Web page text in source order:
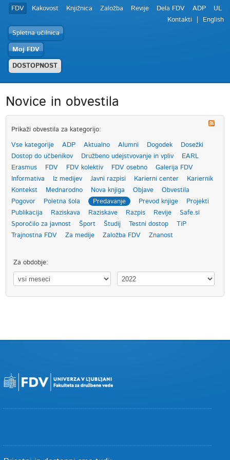
FDV Kakovost Knjižnica Založba Revije Dela FDV ADP
UL
Kontakti
English
Spletna učilnica
Moj FDV
DOSTOPNOST
Novice in obvestila
Prikaži obvestila za kategorijo:
Vse kategorije ADP Aktualno Alumni Dogodek
Dosežki
Dostop do učbenikov
Družbeno udejstvovanje in vpliv
EARL
Erasmus
FDV FDV kolektiv FDV osebno
Galerija FDV
Informativa
Iz medijev Javni razpisi Karierni center
Kariernik
Kontekst
Mednarodno Nova knjiga Objave
Obvestila
Pogovor
Poletna šola Predavanje Prevod knjige
Projekti
Publikacija
Raziskava Raziskave Razpis Revije
Safe.si
Sporočilo za javnost
Šport Študij Testni dostop
TiP
Trajnostna FDV
Za medije Založba FDV Znanost
Za obdobje: